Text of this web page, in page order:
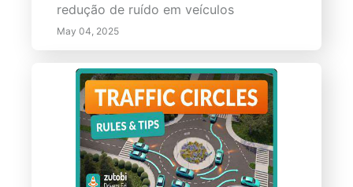
redução de ruído em veículos
May 04, 2025